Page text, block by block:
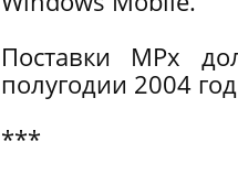
Поставки МРх
полугодии 2004
***